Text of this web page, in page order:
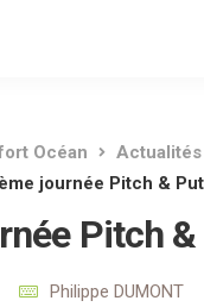
Océan Actualités
journée Pitch &
Pitch
Philippe DUMONT